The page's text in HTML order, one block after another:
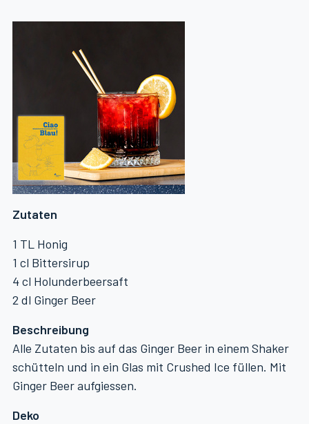
Zutaten
1 TL Honig
1 cl Bittersirup
4 cl Holunderbeersaft
2 dl Ginger Beer
Beschreibung
Alle Zutaten bis auf das Ginger Beer in einem Shaker
schütteln und in ein Glas mit Crushed Ice füllen. Mit
Ginger Beer aufgiessen.
Deko